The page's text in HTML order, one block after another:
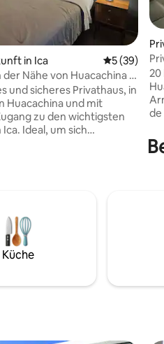
in Ica
5 (39)
der Nähe von Huacachina –
– Klimaanlage
und sicheres Privathaus, in
Huacachina und mit
zu den wichtigsten
Ideal, um sich
Komfort. Ruhige und
mit Parkplätzen vor
Bei Buchungen von 1-2
Schlafzimmer zur
beide Zimmer zur
20
de
Küche